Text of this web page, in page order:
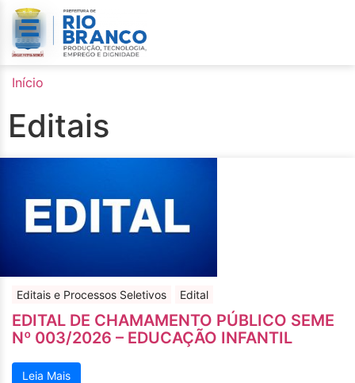
conteúdo
Início
Editais
Editais e Processos Seletivos Edital
EDITAL DE CHAMAMENTO PÚBLICO SEME
Nº 003/2026 – EDUCAÇÃO INFANTIL
Leia Mais